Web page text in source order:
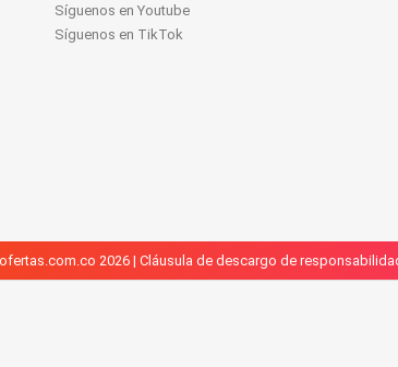
Síguenos en Youtube
Síguenos en TikTok
2026 | Cláusula de descargo de